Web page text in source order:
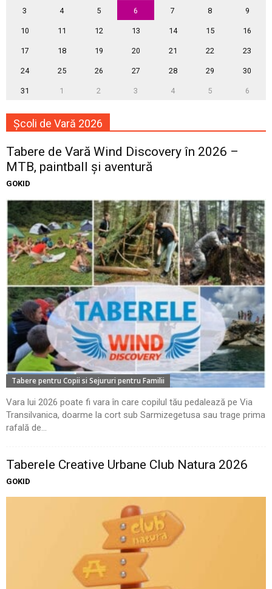
3 4 5 6 7 8 9
10 11 12 13 14 15 16
17 18 19 20 21 22 23
24 25 26 27 28 29 30
31 1 2 3 4 5 6
Școli de Vară 2026
Tabere de Vară Wind Discovery în 2026 –
MTB, paintball și aventură
GOKID
Tabere pentru Copii si Sejururi pentru Familii
Vara lui 2026 poate fi vara în care copilul tău pedalează pe Via
Transilvanica, doarme la cort sub Sarmizegetusa sau trage prima
rafală de...
Taberele Creative Urbane Club Natura 2026
GOKID